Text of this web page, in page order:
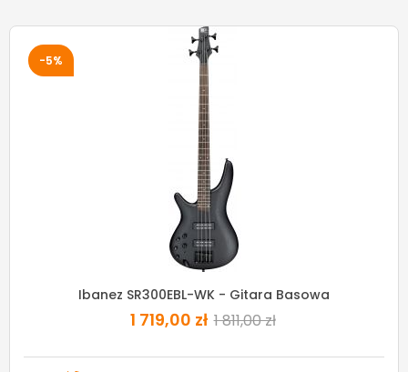
-5%
Ibanez SR300EBL-WK - Gitara Basowa
1 719,00 zł 1 811,00 zł